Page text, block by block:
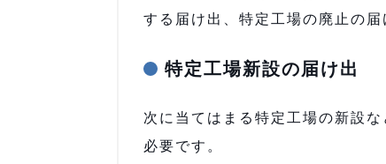
する届け出、特定工場の廃止の届
特定工場新設の届け出
次に当てはまる特定工場の新設
必要です。